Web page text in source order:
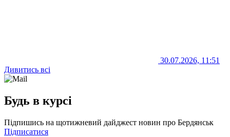
30.07.2026, 11:51
Дивитись всі
Будь в курсі
Підпишись на щотижневий дайджест новин про Бердянськ
Підписатися